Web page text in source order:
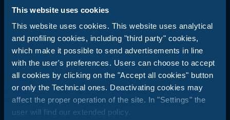
This website uses cookies
This website uses cookies. This website uses analytical
and profiling cookies, including "third party" cookies,
which make it possible to send advertisements in line
with the user's preferences. Users can choose to accept
all cookies by clicking on the "Accept all cookies" button
or only the Technical ones. Deactivating cookies may
affect the proper operation of the site. In "Settings" the
user will find our extended policy.
Wat voor soort vakantie zoek
je?
Laat je inspireren: het perfecte verblijf wacht
op jou!